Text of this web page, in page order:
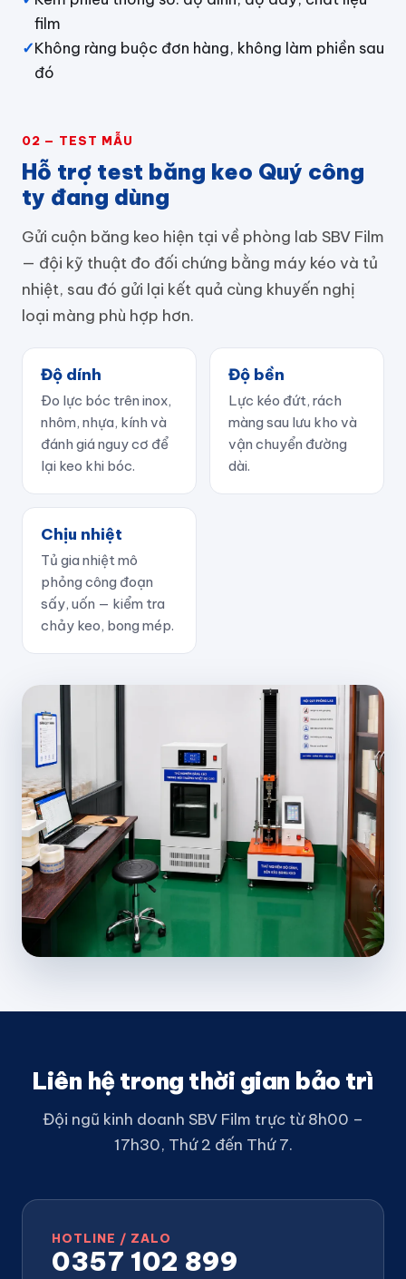
film
✓Không ràng buộc đơn hàng, không làm phiền sau
đó
02 — TEST MẪU
Hỗ trợ test băng keo Quý công
ty đang dùng
Gửi cuộn băng keo hiện tại về phòng lab SBV Film
— đội kỹ thuật đo đối chứng bằng máy kéo và tủ
nhiệt, sau đó gửi lại kết quả cùng khuyến nghị
loại màng phù hợp hơn.
Độ dính
Đo lực bóc trên inox,
nhôm, nhựa, kính và
đánh giá nguy cơ để
lại keo khi bóc.
Độ bền
Lực kéo đứt, rách
màng sau lưu kho và
vận chuyển đường
dài.
Chịu nhiệt
Tủ gia nhiệt mô
phỏng công đoạn
sấy, uốn — kiểm tra
chảy keo, bong mép.
Liên hệ trong thời gian bảo trì
Đội ngũ kinh doanh SBV Film trực từ 8h00 –
17h30, Thứ 2 đến Thứ 7.
HOTLINE / ZALO
0357 102 899